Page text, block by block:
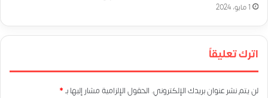
1 مايو، 2024
اترك تعليقاً
لن يتم نشر عنوان بريدك الإلكتروني. الحقول الإلزامية مشار إليها بـ*